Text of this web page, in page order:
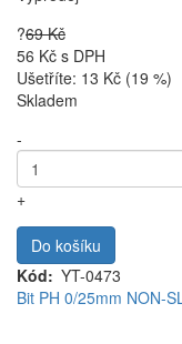
?69 Kč
56 Kč s DPH
Ušetříte: 13 Kč (19 %)
Skladem
-
+
Do košíku
Kód
YT-0473
Bit PH 0/25mm NON-